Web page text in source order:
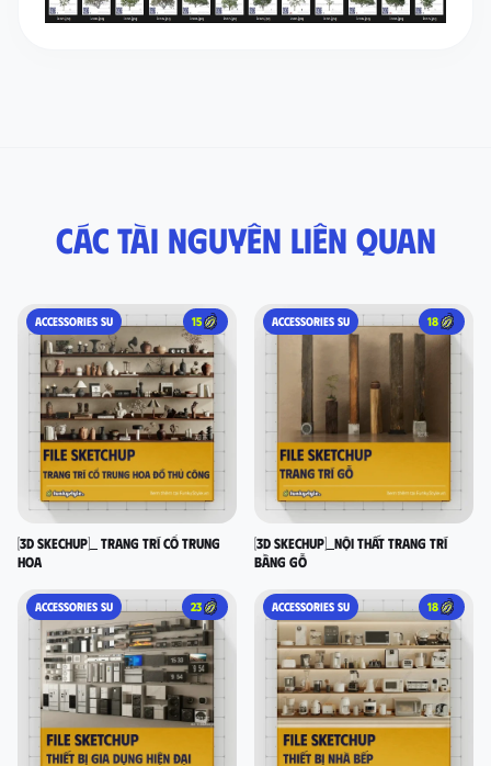
Các tài nguyên liên quan
ACCESSORIES SU 15
[3D SKECHUP]_ Trang trí cổ Trung
Hoa
ACCESSORIES SU 18
[3D SKECHUP]_Nội thất trang trí
bằng gỗ
ACCESSORIES SU 23 ACCESSORIES SU 18